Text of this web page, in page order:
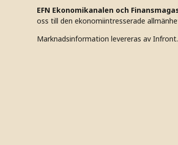
EFN Ekonomikanalen och
oss till den ekonomiintresserade
Marknadsinformation levereras av